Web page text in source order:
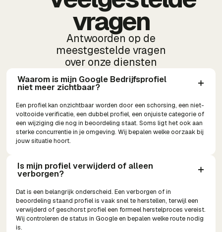
vragen
Antwoorden op de
meestgestelde vragen
over onze diensten
Waarom is mijn Google Bedrijfsprofiel
niet meer zichtbaar?
Een profiel kan onzichtbaar worden door een schorsing, een niet-
voltooide verificatie, een dubbel profiel, een onjuiste categorie of
een wijziging die nog in beoordeling staat. Soms ligt het ook aan
sterke concurrentie in je omgeving. Wij bepalen welke oorzaak bij
jouw situatie hoort.
Is mijn profiel verwijderd of alleen
verborgen?
Dat is een belangrijk onderscheid. Een verborgen of in
beoordeling staand profiel is vaak snel te herstellen, terwijl een
verwijderd of geschorst profiel een formeel herstelproces vereist.
Wij controleren de status in Google en bepalen welke route nodig
is.